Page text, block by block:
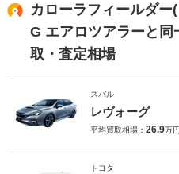
カローラフィールダ
G エアロツアラーと
取・査定相場
スバル
レヴォーグ
平均買取相場： 26.9万
トヨタ